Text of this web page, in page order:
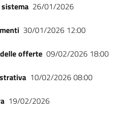
26/01/2026
30/01/2026 12:00
offerte 09/02/2026 18:00
10/02/2026 08:00
19/02/2026